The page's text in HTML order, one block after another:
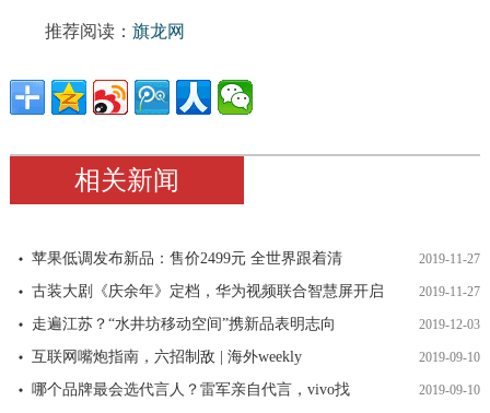
推荐阅读： 旗龙网
相关新闻
苹果低调发布新品：售价2499元 全世界跟着清 2019-11-27
古装大剧《庆余年》定档，华为视频联合智慧屏开启 2019-11-27
走遍江苏？“水井坊移动空间”携新品表明志向 2019-12-03
互联网嘴炮指南，六招制敌 | 海外weekly 2019-09-10
哪个品牌最会选代言人？雷军亲自代言，vivo找 2019-09-10